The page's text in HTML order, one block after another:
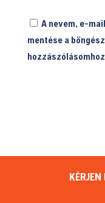
A nevem, e-
mentése a